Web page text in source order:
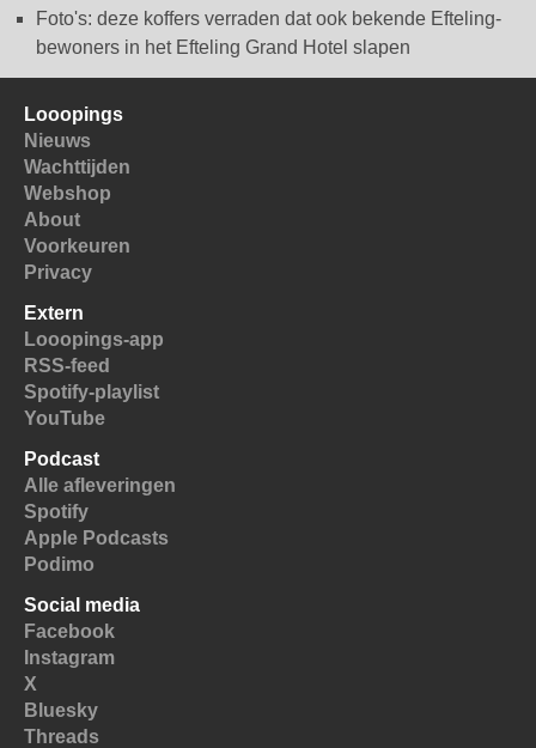
Foto's: deze koffers verraden dat ook bekende Efteling-
bewoners in het Efteling Grand Hotel slapen
Looopings
Nieuws
Wachttijden
Webshop
About
Voorkeuren
Privacy
Extern
Looopings-app
RSS-feed
Spotify-playlist
YouTube
Podcast
Alle afleveringen
Spotify
Apple Podcasts
Podimo
Social media
Facebook
Instagram
X
Bluesky
Threads